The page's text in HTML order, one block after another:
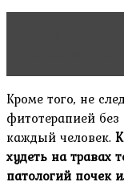
Кроме того, не
фитотерапией
каждый человек.
худеть на травах
патологий почек